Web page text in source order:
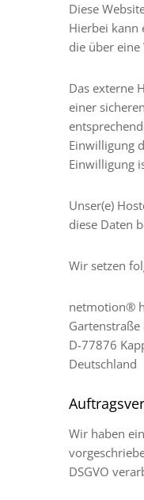
Diese
Hierbei kann
die über
Das externe
einer
Einwilligung
Einwilligung
Unser(e)
diese Daten
Wir setzen
netmotion®
Gartenstraße
D-77876
Deutschland
Wir haben
DSGVO